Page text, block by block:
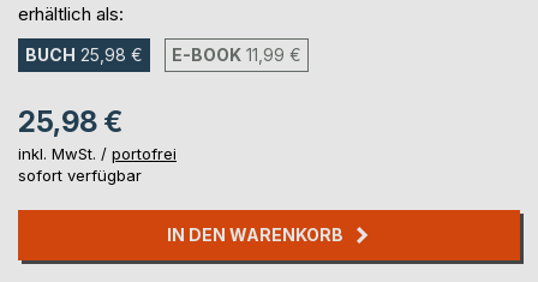
erhältlich als:
BUCH 25,98 € E-BOOK 11,99 €
25,98 €
inkl. MwSt. / portofrei
sofort verfügbar
IN DEN WARENKORB